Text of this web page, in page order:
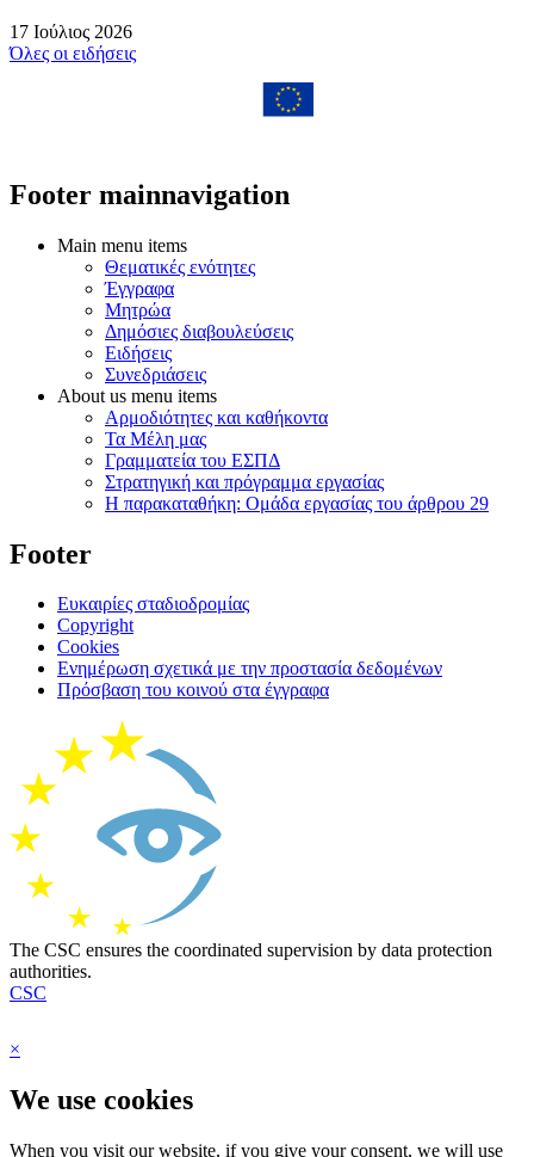
17 Ιούλιος 2026
Όλες οι ειδήσεις
Footer mainnavigation
Main menu items
Θεματικές ενότητες
Έγγραφα
Μητρώα
Δημόσιες διαβουλεύσεις
Ειδήσεις
Συνεδριάσεις
About us menu items
Αρμοδιότητες και καθήκοντα
Τα Μέλη μας
Γραμματεία του ΕΣΠΔ
Στρατηγική και πρόγραμμα εργασίας
Η παρακαταθήκη: Ομάδα εργασίας του άρθρου 29
Footer
Ευκαιρίες σταδιοδρομίας
Copyright
Cookies
Ενημέρωση σχετικά με την προστασία δεδομένων
Πρόσβαση του κοινού στα έγγραφα
The CSC ensures the coordinated supervision by data protection
authorities.
CSC
×
We use cookies
When you visit our website, if you give your consent, we will use